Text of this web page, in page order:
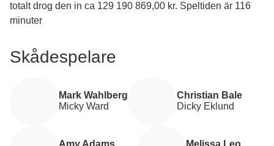
totalt drog den in ca 129 190 869,00 kr. Speltiden är 116
minuter
Skådespelare
Mark Wahlberg
Micky Ward
Christian Bale
Dicky Eklund
Amy Adams
Melissa Leo